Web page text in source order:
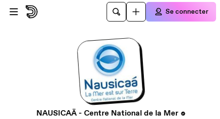
Passer au contenu principal
Se connecter
NAUSICAÄ - Centre National de la Mer